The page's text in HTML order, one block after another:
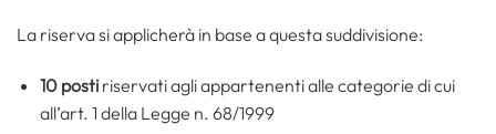
La riserva si applicherà in base a questa suddivisione:
10 postiriservati agli appartenenti alle categorie di cui
all’art. 1 della Legge n. 68/1999